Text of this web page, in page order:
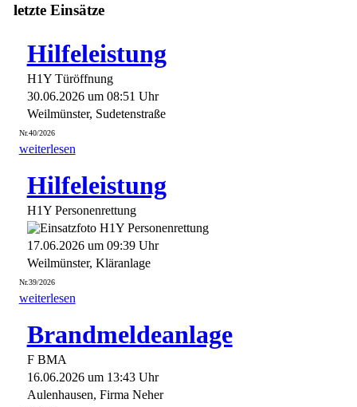
letzte Einsätze
Hilfeleistung
H1Y Türöffnung
30.06.2026 um 08:51 Uhr
Weilmünster, Sudetenstraße
Nr.40/2026
weiterlesen
Hilfeleistung
H1Y Personenrettung
17.06.2026 um 09:39 Uhr
Weilmünster, Kläranlage
Nr.39/2026
weiterlesen
Brandmeldeanlage
F BMA
16.06.2026 um 13:43 Uhr
Aulenhausen, Firma Neher